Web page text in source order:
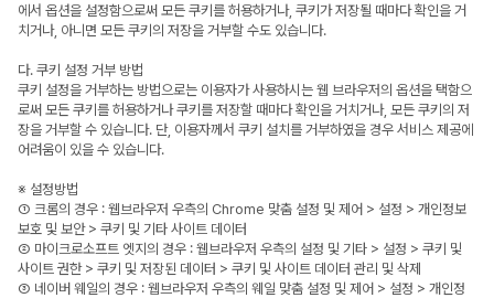
에서 옵션을 설정함으로써 모든 쿠키를 허용하거나, 쿠키가 저장될 때마다 확인을 거
치거나, 아니면 모든 쿠키의 저장을 거부할 수도 있습니다.
다. 쿠키 설정 거부 방법
쿠키 설정을 거부하는 방법으로는 이용자가 사용하시는 웹 브라우저의 옵션을 택함으
로써 모든 쿠키를 허용하거나 쿠키를 저장할 때마다 확인을 거치거나, 모든 쿠키의 저
장을 거부할 수 있습니다. 단, 이용자께서 쿠키 설치를 거부하였을 경우 서비스 제공에
어려움이 있을 수 있습니다.
※ 설정방법
① 크롬의 경우 : 웹브라우저 우측의 Chrome 맞춤 설정 및 제어 > 설정 > 개인정보
보호 및 보안 > 쿠키 및 기타 사이트 데이터
② 마이크로소프트 엣지의 경우 : 웹브라우저 우측의 설정 및 기타 > 설정 > 쿠키 및
사이트 권한 > 쿠키 및 저장된 데이터 > 쿠키 및 사이트 데이터 관리 및 삭제
③ 네이버 웨일의 경우 : 웹브라우저 우측의 웨일 맞춤 설정 및 제어 > 설정 > 개인정